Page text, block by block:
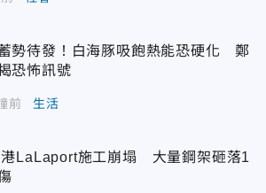
勢待發！白海豚吸飽熱能恐硬化 鄭
恐怖訊號
前 生活
港LaLaport施工崩塌 大量鋼架砸落1